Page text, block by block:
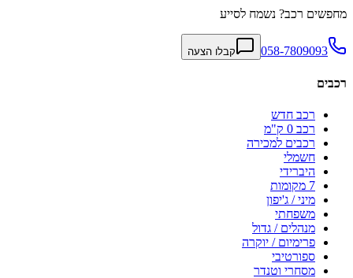
מחפשים רכב? נשמח לסייע
058-7809093 קבלו הצעה
רכבים
רכב חדש
רכב 0 ק"מ
רכבים למכירה
חשמלי
היברידי
7 מקומות
מיני / ג'יפון
משפחתי
מנהלים / גדול
פרימיום / יוקרה
ספורטיבי
מסחרי וטנדר